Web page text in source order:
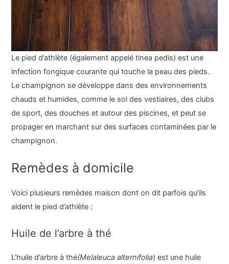
Le pied d’athlète (également appelé tinea pedis) est une
infection fongique courante qui touche la peau des pieds.
Le champignon se développe dans des environnements
chauds et humides, comme le sol des vestiaires, des clubs
de sport, des douches et autour des piscines, et peut se
propager en marchant sur des surfaces contaminées par le
champignon.
Remèdes à domicile
Voici plusieurs remèdes maison dont on dit parfois qu’ils
aident le pied d’athlète :
Huile de l’arbre à thé
L’huile d’arbre à thé(Melaleuca alternifolia) est une huile